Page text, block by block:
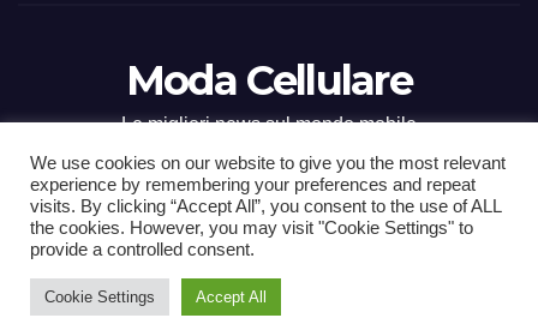
Moda Cellulare
Le migliori news sul mondo mobile
Proudly powered by WordPress| Tema: Newsup diThemeansar
Home ContactCONTATTI
We use cookies on our website to give you the most relevant
experience by remembering your preferences and repeat
visits. By clicking “Accept All”, you consent to the use of ALL
the cookies. However, you may visit "Cookie Settings" to
provide a controlled consent.
Cookie Settings Accept All